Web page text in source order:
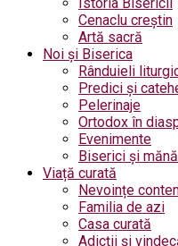
Cenaclu creștin
Artă sacră
Noi și Biserica
Rânduieli
Predici și
Pelerinaje
Ortodox în
Evenimente
Biserici și
Viață curată
Nevoințe
Familia de azi
Casa curată
Adicții și